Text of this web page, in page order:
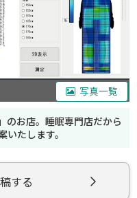
写真一覧
のお店。睡眠専門店だから
たします。
する